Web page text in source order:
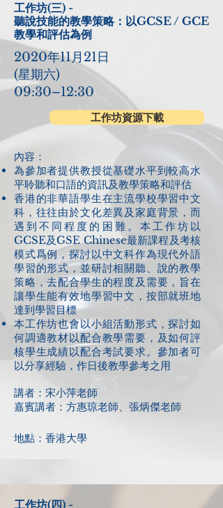
工作坊(三) -
聽說技能的教學策略：以GCSE / GCE
教學和評估為例
2020年11月21日
(星期六)
09:30–12:30
工作坊資源下載
內容：​​
為參加者提供教授從基礎水平到較高水
平聆聽和口語的資訊及教學策略和評估
香港的非華語學生在主流學校學習中文
科，往往由於文化差異及家庭背景，而
遇到不同程度的困難。本工作坊以
GCSE及GSE Chinese最新課程及考核
模式爲例，探討以中文科作為現代外語
學習的形式，並研討相關聽、說的教學
策略，去配合學生的程度及需要，旨在
讓學生能有效地學習中文，按部就班地
達到學習目標
本工作坊也會以小組活動形式，探討如
何調適教材以配合教學需要，及如何評
核學生成績以配合考試要求。參加者可
以分享經驗，作日後教學參考之用
講者：宋小萍老師
嘉賓講者：方惠琼老師、張炳傑老師
地點：香港大學
工作坊(四) -